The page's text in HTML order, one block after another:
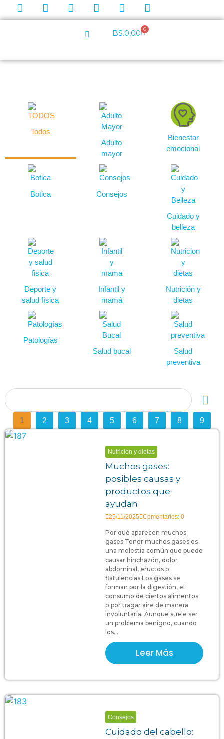
BS.0,00 0
Todos
Adulto
mayor
Bienestar
emocional
Botica Consejos
Cuidado y
belleza
Deporte y
salud física
Infantil y
mamá
Nutrición y
dietas
Patologías
Salud bucal
Salud
preventiva
1 2 3 4 5 6 7 8 9
Nutrición y dietas
Muchos gases:
posibles causas y
productos que
ayudan
25/11/2025 Comentarios: 0
Por qué aparecen muchos
gases Tener muchos gases es
una molestia común que puede
causar hinchazón, dolor
abdominal, eructos o
flatulencias.Los gases se
forman por la digestión, el
consumo de ciertos alimentos
o por tragar aire de manera
involuntaria. Aunque suele ser
un problema benigno, cuando
los...
Leer Más
Consejos
Cuidado del cabello: